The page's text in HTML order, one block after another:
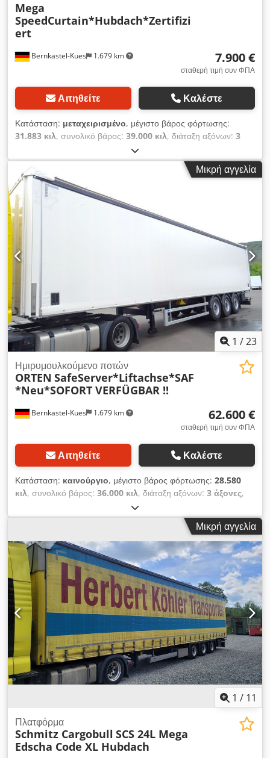
Bernkastel-Kues 1.679 km
Mega
SpeedCurtain*Hubdach*Zertifizi
ert
7.900 €
σταθερή τιμή συν ΦΠΑ
Αιτηθείτε Καλέστε
Κατάσταση: μεταχειρισμένο, μέγιστο βάρος φόρτωσης:
31.883 κιλ, συνολικό βάρος: 39.000 κιλ, διάταξη αξόνων: 3
04/2015
έλεγχος (TÜV):08/2023, μήκος χώρου φόρτωσης:13.630 χιλ.,
πλάτος χώρου φόρτωσης:
, ύψος χώρου φόρτωσης:
2.960 χιλ., όγκος χώρου φόρτωσης:
πλάτος: 2.550 χιλ., συνολικό ύψος:
κατασκευής:
, Εξοπλισμός:ABS, * Schmitz
SpeedCurtain διπλής όψης * Πιστοποιημένο σύμφωνα με
VDI2700 ff και DIN EN 12642 Code XL * Πιστοποιητικό
μεταφοράς ποτών * Πιστοποιητικό μεταφοράς βαρελίσιας
μπύρας * Υδραυλική οροφή ανύψωσης * 4 σειρές ασφάλισης
θυροειδείς πύλες * Πλήρως αεροανάρτηση * Δισκόφρενα
Csdpfsk Aufbox Alceha * ABS
Μικρή αγγελία
1 /23
Bernkastel-Kues 1.679 km
Ημιρυμουλκούμενο ποτών
ORTEN SafeServer*Liftachse*SAF
*Neu*SOFORT VERFÜGBAR !!
62.600 €
σταθερή τιμή συν ΦΠΑ
Αιτηθείτε Καλέστε
Κατάσταση: καινούργιο, μέγιστο βάρος φόρτωσης: 28.580
κιλ, συνολικό βάρος: 36.000 κιλ, διάταξη αξόνων: 3 άξονες,
13.620 χιλ.
φόρτωσης:2.480 χιλ., ύψος χώρου φόρτωσης:2.675 χιλ.,
, συνολικό πλάτος:2.550 χιλ.,
συνολικό ύψος:4.000 χιλ., Έτος κατασκευής:2025,
Εξοπλισμός:ABS, * Πιστοποιητικό για: βαρέλια μπίρας, ποτά,
ρολοκοντέινερ, χημικά, χαρτί ONP και Daimler 9.5 Chodpfxoxf
Rxxo Alcoa * 2 σειρές ασφάλισης φορτίου * Edscha συρόμενη
οροφή * Υψωμένος άξονας * Δισκόφρενα * Πλήρης
αερανάρτηση * Πίσω θυρόφυλλα * 13 ζεύγη κρίκων
πρόσδεσης φορτίου (δυνατότητα επέκτασης)
Μικρή αγγελία
1 / 11
Πλατφόρμα
Schmitz Cargobull SCS 24L Mega
Edscha Code XL Hubdach